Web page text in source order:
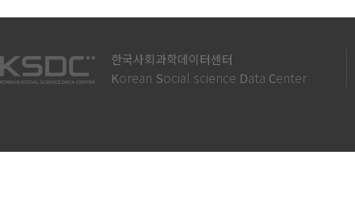
한국사회과학데이터센터
Korean Social science Data Center